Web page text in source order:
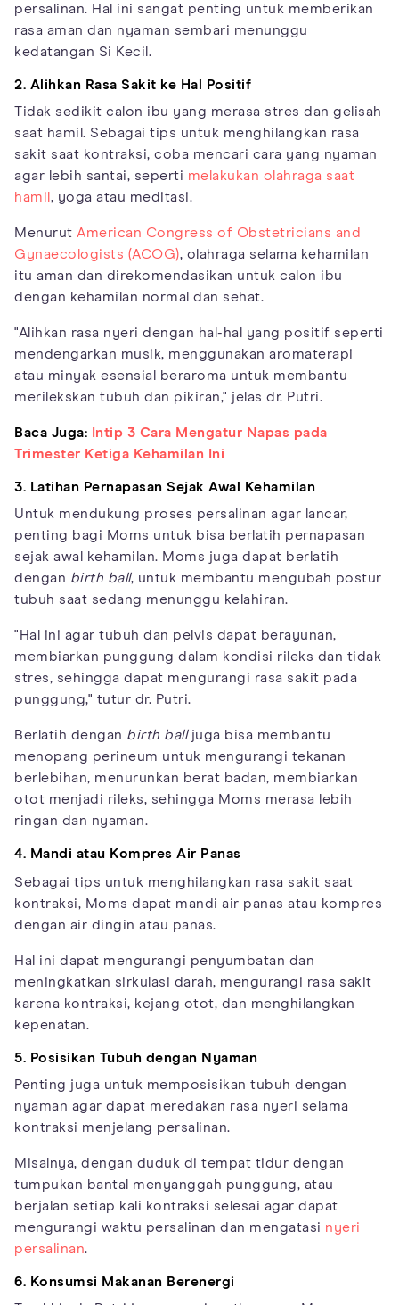
persalinan. Hal ini sangat penting untuk memberikan
rasa aman dan nyaman sembari menunggu
kedatangan Si Kecil.
2. Alihkan Rasa Sakit ke Hal Positif
Tidak sedikit calon ibu yang merasa stres dan gelisah
saat hamil. Sebagai tips untuk menghilangkan rasa
sakit saat kontraksi, coba mencari cara yang nyaman
agar lebih santai, seperti melakukan olahraga saat
hamil , yoga atau meditasi.
Menurut American Congress of Obstetricians and
Gynaecologists (ACOG), olahraga selama kehamilan
itu aman dan direkomendasikan untuk calon ibu
dengan kehamilan normal dan sehat.
"Alihkan rasa nyeri dengan hal-hal yang positif seperti
mendengarkan musik, menggunakan aromaterapi
atau minyak esensial beraroma untuk membantu
merilekskan tubuh dan pikiran," jelas dr. Putri.
Baca Juga:
Intip 3 Cara Mengatur Napas pada
Trimester Ketiga Kehamilan Ini
3. Latihan Pernapasan Sejak Awal Kehamilan
Untuk mendukung proses persalinan agar lancar,
penting bagi Moms untuk bisa berlatih pernapasan
sejak awal kehamilan. Moms juga dapat berlatih
dengan birth ball, untuk membantu mengubah postur
tubuh saat sedang menunggu kelahiran.
"Hal ini agar tubuh dan pelvis dapat berayunan,
membiarkan punggung dalam kondisi rileks dan tidak
stres, sehingga dapat mengurangi rasa sakit pada
punggung," tutur dr. Putri.
Berlatih dengan birth balljuga bisa membantu
menopang perineum untuk mengurangi tekanan
berlebihan, menurunkan berat badan, membiarkan
otot menjadi rileks, sehingga Moms merasa lebih
ringan dan nyaman.
4. Mandi atau Kompres Air Panas
Sebagai tips untuk menghilangkan rasa sakit saat
kontraksi, Moms dapat mandi air panas atau kompres
dengan air dingin atau panas.
Hal ini dapat mengurangi penyumbatan dan
meningkatkan sirkulasi darah, mengurangi rasa sakit
karena kontraksi, kejang otot, dan menghilangkan
kepenatan.
5. Posisikan Tubuh dengan Nyaman
Penting juga untuk memposisikan tubuh dengan
nyaman agar dapat meredakan rasa nyeri selama
kontraksi menjelang persalinan.
Misalnya, dengan duduk di tempat tidur dengan
tumpukan bantal menyanggah punggung, atau
berjalan setiap kali kontraksi selesai agar dapat
mengurangi waktu persalinan dan mengatasi nyeri
persalinan.
6. Konsumsi Makanan Berenergi